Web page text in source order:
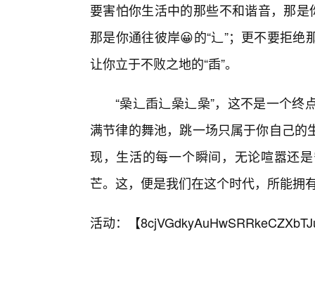
要害怕你生活中的那些不和谐音，那
那是你通往彼岸😀的“辶”；更不要拒
让你立于不败之地的“臿”。
“喿辶臿辶喿辶喿”，这不是一个
满节律的舞池，跳一场只属于你自己
现，生活的每一个瞬间，无论喧嚣还
芒。这，便是我们在这个时代，所能拥
活动：【